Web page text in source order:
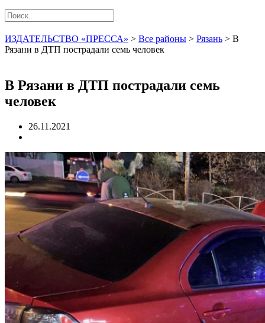
ИЗДАТЕЛЬСТВО «ПРЕССА» > Все районы > Рязань > В
Рязани в ДТП пострадали семь человек
В Рязани в ДТП пострадали семь
человек
26.11.2021